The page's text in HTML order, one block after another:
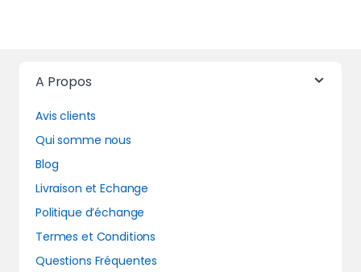
A Propos
Avis clients
Qui somme nous
Blog
Livraison et Echange
Politique d’échange
Termes et Conditions
Questions Fréquentes